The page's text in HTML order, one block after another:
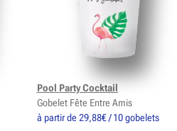
à partir de 29,88€ / 10 gobelets
Pool Party Cocktail
Gobelet Fête Entre Amis